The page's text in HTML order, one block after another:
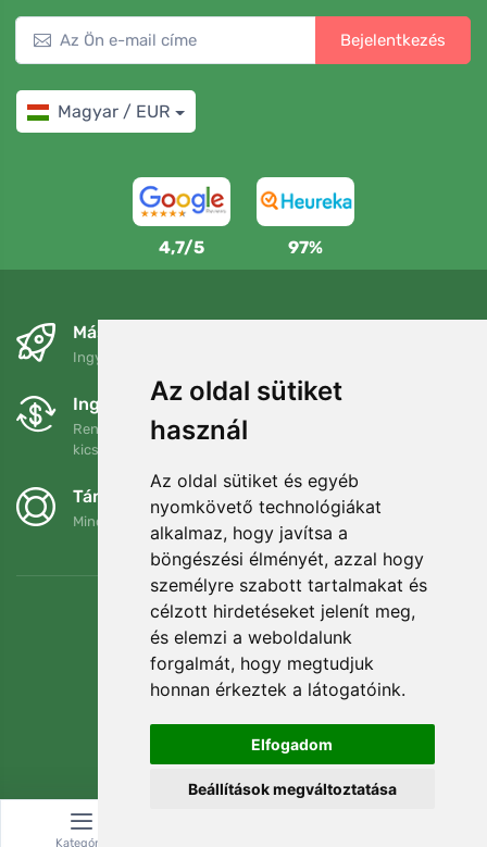
Az oldal sütiket
használ
Az oldal sütiket és egyéb
nyomkövető technológiákat
alkalmaz, hogy javítsa a
böngészési élményét, azzal hogy
személyre szabott tartalmakat és
célzott hirdetéseket jelenít meg,
és elemzi a weboldalunk
forgalmát, hogy megtudjuk
honnan érkeztek a látogatóink.
Elfogadom
Beállítások megváltoztatása
Bejelentkezés
Magyar / EUR
4,7/5 97%
Másnapra és ingyenesen
Ingyenes szállítás a következő összeg felett: 80 EUR
Ingyenes csere és visszaküldés
Rendelését 90 napon belül bármikor visszaküldheti vagy
kicserélheti.
Támogatjuk a Trees.org-ot
Minden megrendelésért ültetünk egy fát! Bővebben
Kategória